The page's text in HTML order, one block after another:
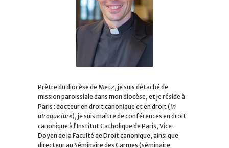
Prêtre du diocèse de Metz, je suis détaché de
mission paroissiale dans mon diocèse, et je réside à
Paris : docteur en droit canonique et en droit (in
utroque iure), je suis maître de conférences en droit
canonique à l’Institut Catholique de Paris, Vice-
Doyen de la Faculté de Droit canonique, ainsi que
directeur au Séminaire des Carmes (séminaire